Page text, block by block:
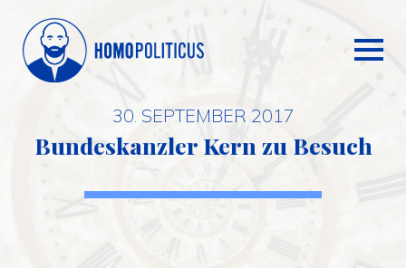
30. SEPTEMBER 2017
Bundeskanzler Kern zu Besuch